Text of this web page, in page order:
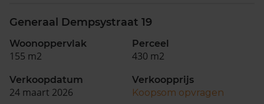
Generaal Dempsystraat 19
Woonoppervlak
155 m2
Perceel
430 m2
Verkoopdatum
24 maart 2026
Verkoopprijs
Koopsom opvragen